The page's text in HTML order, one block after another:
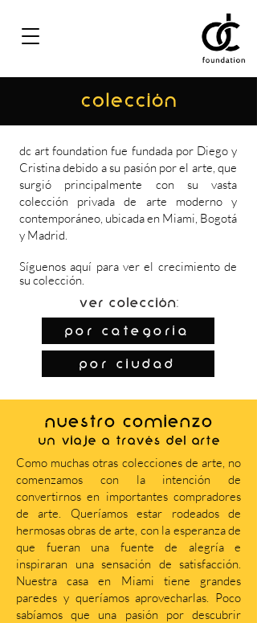
COLECCIÓN
dc art foundation fue fundada por Diego y
Cristina debido a su pasión por el arte, que
surgió principalmente con su vasta
colección privada de arte moderno y
contemporáneo, ubicada en Miami, Bogotá
y Madrid.
Síguenosaquí para ver el crecimiento de
su colección.
Ver colección:
por categoría
por ciudad
NUESTRO COMIENZO
Un viaje a través del arte
Como muchas otras colecciones de arte, no
comenzamos con la intención de
convertirnos en importantes compradores
de arte. Queríamos estar rodeados de
hermosas obras de arte, con la esperanza de
que fueran una fuente de alegría e
inspiraran una sensación de satisfacción.
Nuestra casa en Miami tiene grandes
paredes y queríamos aprovecharlas. Poco
sabíamos que una pasión por descubrir